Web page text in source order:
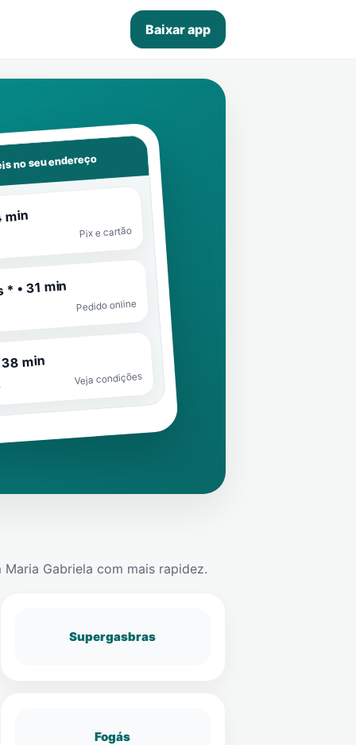
Baixar app
no seu endereço
min
Pix e cartão
• 31 min
Pedido online
min
Veja condições
Maria Gabriela com mais rapidez.
Supergasbras
Fogás